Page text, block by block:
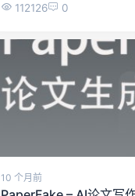
112126 0
10 个月前